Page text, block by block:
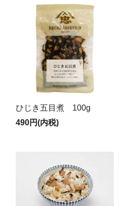
ひじき五目煮 100g
490円(内税)